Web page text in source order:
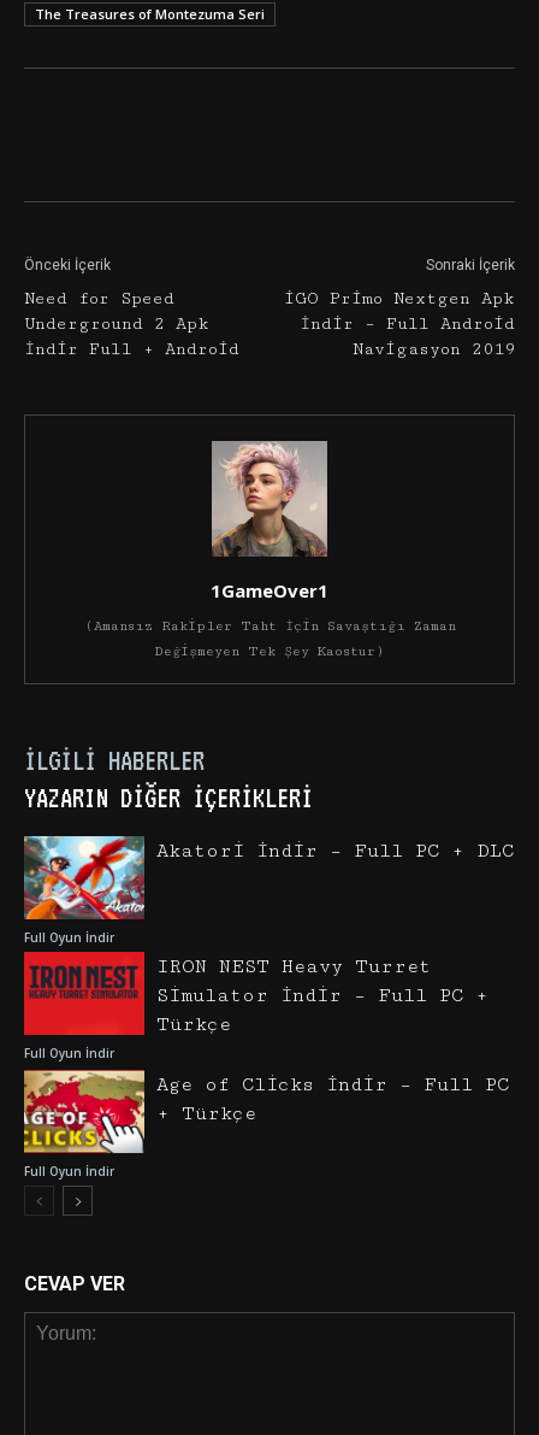
The Treasures of Montezuma Seri
Önceki İçerik
Need for Speed
Underground 2 Apk
İndir Full + Android
Sonraki İçerik
iGO Primo Nextgen Apk
İndir – Full Android
Navigasyon 2019
1GameOver1
(Amansız Rakipler Taht İçin Savaştığı Zaman
Değişmeyen Tek Şey Kaostur)
İLGILI HABERLER
YAZARIN DIĞER İÇERIKLERI
Full Oyun İndir
Akatori İndir – Full PC + DLC
Full Oyun İndir
IRON NEST Heavy Turret
Simulator İndir – Full PC +
Türkçe
Full Oyun İndir
Age of Clicks İndir – Full PC
+ Türkçe
CEVAP VER